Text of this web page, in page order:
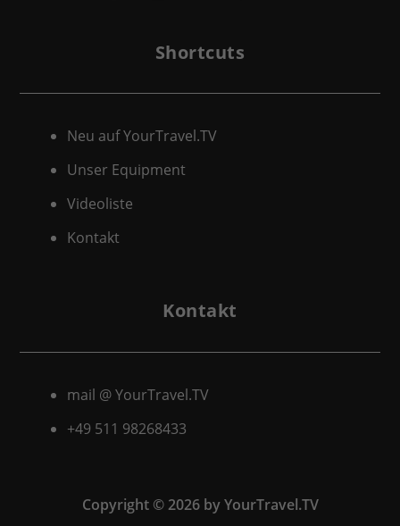
Shortcuts
Neu auf YourTravel.TV
Unser Equipment
Videoliste
Kontakt
Kontakt
mail @ YourTravel.TV
+49 511 98268433
Copyright © 2026 by YourTravel.TV